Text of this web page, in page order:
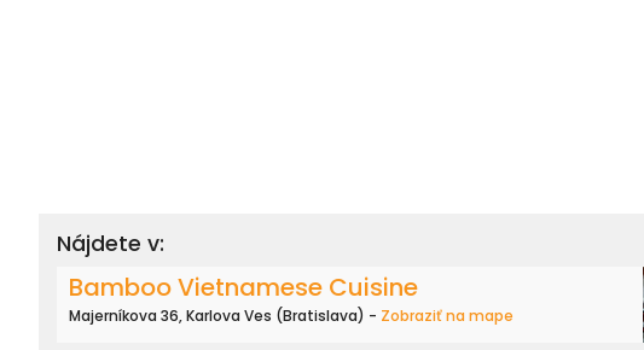
Nájdete v:
Bamboo Vietnamese Cuisine
Majerníkova 36, Karlova Ves (Bratislava) - Zobraziť na mape